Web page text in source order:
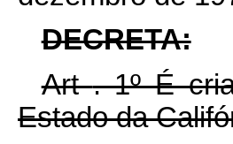
DECRETA:
Art. 1º É
Estado da